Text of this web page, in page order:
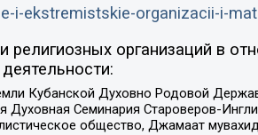
i-ekstremistskie-organizacii-i-
организаций в
Кубанской Духовно Родовой
Семинария Староверов-
общество, Джамаат